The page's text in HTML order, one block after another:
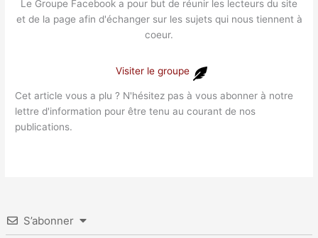
Le Groupe Facebook a pour but de réunir les lecteurs du site
et de la page afin d'échanger sur les sujets qui nous tiennent à
coeur.
Visiter le groupe
Cet article vous a plu ? N'hésitez pas à vous abonner à notre
lettre d'information pour être tenu au courant de nos
publications.
S’abonner